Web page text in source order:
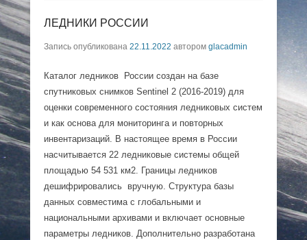
ЛЕДНИКИ РОССИИ
Запись опубликована 22.11.2022 автором glacadmin
Каталог ледников России создан на базе
спутниковых снимков Sentinel 2 (2016-2019) для
оценки современного состояния ледниковых систем
и как основа для мониторинга и повторных
инвентаризаций. В настоящее время в России
насчитывается 22 ледниковые системы общей
площадью 54 531 км2. Границы ледников
дешифрировались вручную. Структура базы
данных совместима с глобальными и
национальными архивами и включает основные
параметры ледников. Дополнительно разработана